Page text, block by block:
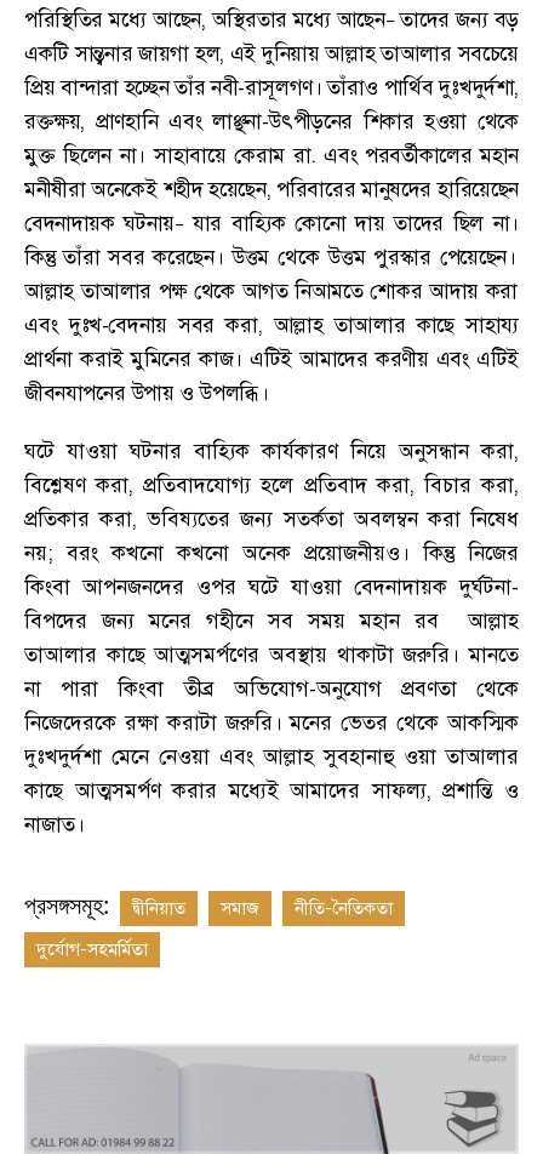
পরিস্থিতির মধ্যে আছেন,অস্থিরতার মধ্যে আছেন– তাদের জন্য বড়
একটি সান্ত্বনার জায়গা হল, এই দুনিয়ায় আল্লাহ তাআলার সবচেয়ে
প্রিয় বান্দারা হচ্ছেন তাঁর নবী-রাসূলগণ।তাঁরাও পার্থিব দুঃখদুর্দশা,
রক্তক্ষয়, প্রাণহানি এবং লাঞ্ছনা-উৎপীড়নের শিকার হওয়া থেকে
মুক্ত ছিলেন না। সাহাবায়ে কেরাম রা. এবং পরবর্তীকালের মহান
মনীষীরা অনেকেই শহীদ হয়েছেন,পরিবারের মানুষদের হারিয়েছেন
বেদনাদায়ক ঘটনায়– যার বাহ্যিক কোনো দায় তাদের ছিল না।
কিন্তু তাঁরা সবর করেছেন। উত্তম থেকে উত্তম পুরস্কার পেয়েছেন।
আল্লাহ তাআলার পক্ষ থেকে আগত নিআমতে শোকর আদায় করা
এবং দুঃখ-বেদনায় সবর করা,আল্লাহ তাআলার কাছে সাহায্য
প্রার্থনা করাই মুমিনের কাজ। এটিই আমাদের করণীয় এবং এটিই
জীবনযাপনের উপায় ও উপলব্ধি ।
ঘটে যাওয়া ঘটনার বাহ্যিক কার্যকারণ নিয়ে অনুসন্ধান করা,
বিশ্লেষণ করা,প্রতিবাদযোগ্য হলে প্রতিবাদ করা,বিচার করা,
প্রতিকার করা,ভবিষ্যতের জন্য সতর্কতা অবলম্বন করা নিষেধ
নয়;বরং কখনো কখনো অনেক প্রয়োজনীয়ও । কিন্তু নিজের
কিংবা আপনজনদের ওপর ঘটে যাওয়া বেদনাদায়ক দুর্ঘটনা-
বিপদের জন্য মনের গহীনে সব সময় মহান রব আল্লাহ
তাআলার কাছে আত্মসমর্পণের অবস্থায় থাকাটা জরুরি । মানতে
না পারা কিংবা তীব্র অভিযোগ-অনুযোগ প্রবণতা থেকে
নিজেদেরকে রক্ষা করাটা জরুরি। মনের ভেতর থেকে আকস্মিক
দুঃখদুর্দশা মেনে নেওয়া এবং আল্লাহ সুবহানাহু ওয়া তাআলার
কাছে আত্মসমর্পণ করার মধ্যেই আমাদের সাফল্য,প্রশান্তি ও
নাজাত।
প্রসঙ্গসমূহ: দ্বীনিয়াত সমাজ
নীতি-নৈতিকতা
দুর্যোগ-সহমর্মিতা